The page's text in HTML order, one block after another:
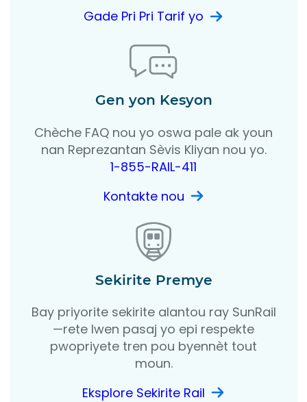
Gade Pri Pri Tarif yo
Gen yon Kesyon
Chèche FAQ nou yo oswa pale ak youn
nan Reprezantan Sèvis Kliyan nou yo.
1-855-RAIL-411
Kontakte nou
Sekirite Premye
Bay priyorite sekirite alantou ray SunRail
—rete lwen pasaj yo epi respekte
pwopriyete tren pou byennèt tout
moun.
Eksplore Sekirite Rail